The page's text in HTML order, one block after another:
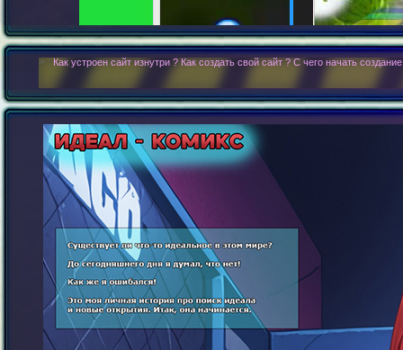
> : Как устроен сайт изнутри ? Как создать свой сайт ? С чего начать